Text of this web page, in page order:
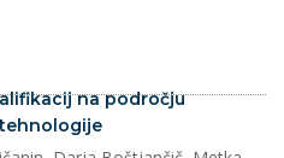
na področju